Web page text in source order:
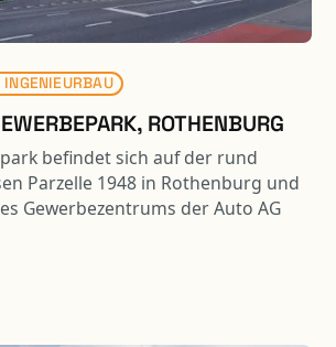
ROTHENBURG
befindet sich auf der rund
Parzelle 1948 in Rothenburg und
Gewerbezentrums der Auto AG
m2 für Büro-, Ausstellungs- und
Verfügung. Das zugehörige 6-